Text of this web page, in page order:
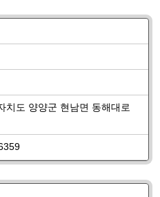
치도 양양군 현남면 동해대로